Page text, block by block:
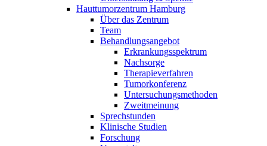
Hauttumorzentrum Hamburg
Über das Zentrum
Team
Behandlungsangebot
Erkrankungsspektrum
Nachsorge
Therapieverfahren
Tumorkonferenz
Untersuchungsmethoden
Zweitmeinung
Sprechstunden
Klinische Studien
Forschung